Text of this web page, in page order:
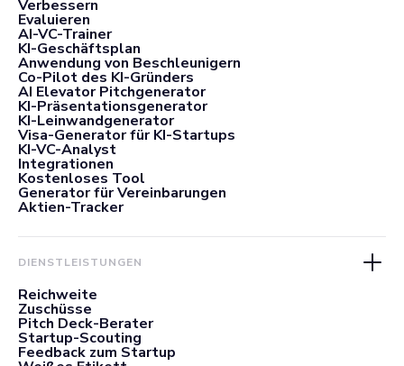
Verbessern
Evaluieren
AI-VC-Trainer
KI-Geschäftsplan
Anwendung von Beschleunigern
Co-Pilot des KI-Gründers
AI Elevator Pitchgenerator
KI-Präsentationsgenerator
KI-Leinwandgenerator
Visa-Generator für KI-Startups
KI-VC-Analyst
Integrationen
Kostenloses Tool
Generator für Vereinbarungen
Aktien-Tracker
DIENSTLEISTUNGEN
Reichweite
Zuschüsse
Pitch Deck-Berater
Startup-Scouting
Feedback zum Startup